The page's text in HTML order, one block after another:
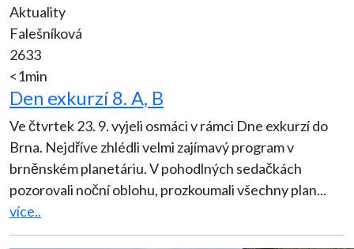
Aktuality
Falešníková
2633
<1min
Den exkurzí 8. A, B
Ve čtvrtek 23. 9. vyjeli osmáci v rámci Dne exkurzí do
Brna. Nejdříve zhlédli velmi zajímavý program v
brněnském planetáriu. V pohodlných sedačkách
pozorovali noční oblohu, prozkoumali všechny plan...
více..